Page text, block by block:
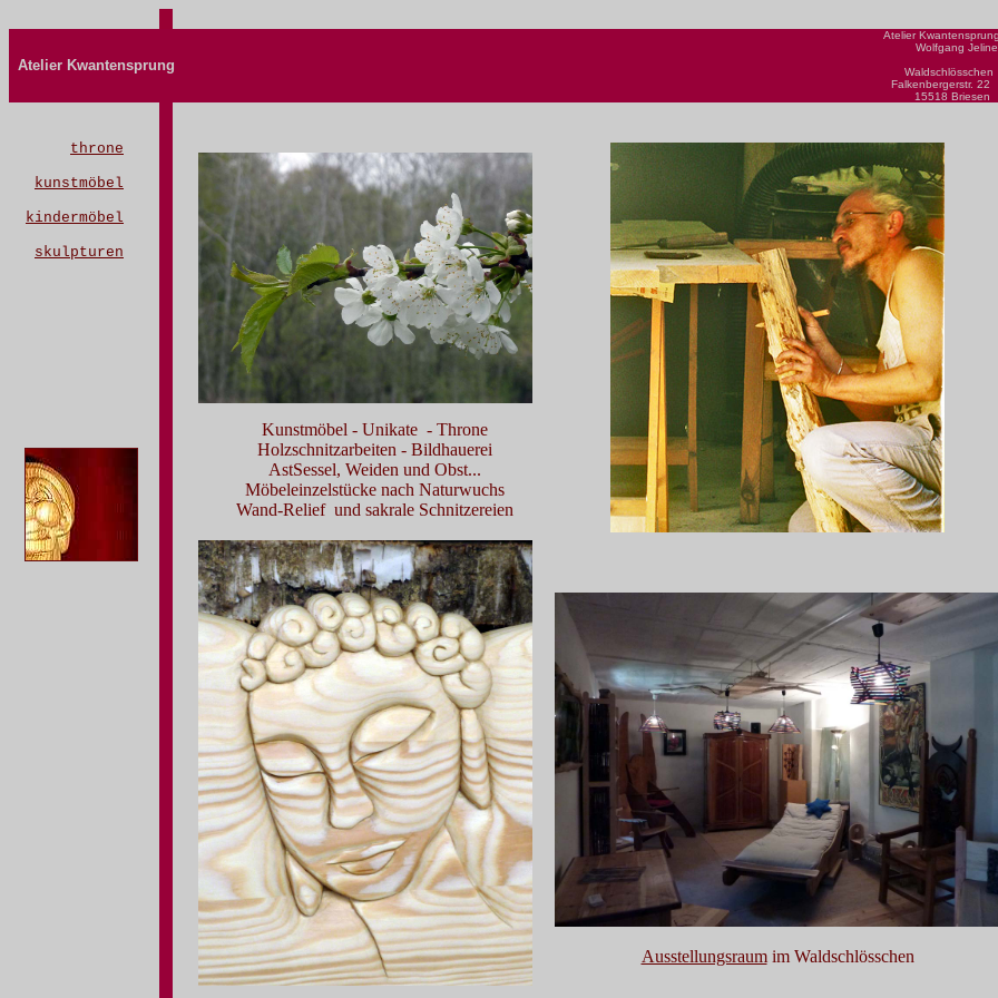
Atelier Kwantensprung
Atelier Kwantensprung
Wolfgang
Waldschlösschen
Falkenbergerstr. 22
15518 Briesen
throne
kunstmöbel
kindermöbel
skulpturen
Kunstmöbel - Unikate - Throne
Holzschnitzarbeiten - Bildhauerei
AstSessel, Weiden und Obst...
Möbeleinzelstücke nach Naturwuchs
Wand-Relief und sakrale Schnitzereien
Ausstellungsraumim Waldschlösschen